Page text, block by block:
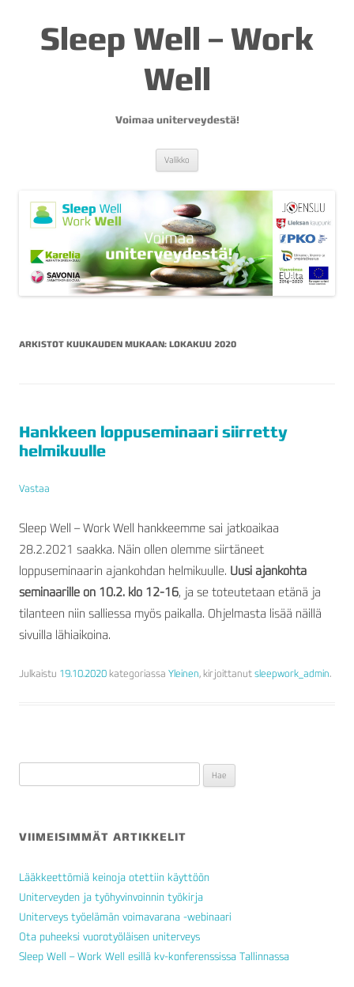
Sleep Well – Work
Well
Voimaa uniterveydestä!
Valikko
ARKISTOT KUUKAUDEN MUKAAN: LOKAKUU 2020
Hankkeen loppuseminaari siirretty
helmikuulle
Vastaa
Sleep Well – Work Well hankkeemme sai jatkoaikaa
28.2.2021 saakka. Näin ollen olemme siirtäneet
loppuseminaarin ajankohdan helmikuulle. Uusi ajankohta
seminaarille on 10.2. klo 12-16, ja se toteutetaan etänä ja
tilanteen niin salliessa myös paikalla. Ohjelmasta lisää näillä
sivuilla lähiaikoina.
Julkaistu 19.10.2020 kategoriassa Yleinen, kirjoittanut sleepwork_admin.
VIIMEISIMMÄT ARTIKKELIT
Lääkkeettömiä keinoja otettiin käyttöön
Uniterveyden ja työhyvinvoinnin työkirja
Uniterveys työelämän voimavarana -webinaari
Ota puheeksi vuorotyöläisen uniterveys
Sleep Well – Work Well esillä kv-konferenssissa Tallinnassa